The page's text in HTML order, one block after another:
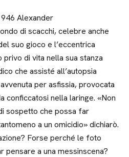
Alexander
di scacchi, celebre anche
suo gioco e l’eccentrica
di vita nella sua stanza
che assisté all’autopsia
per asfissia, provocata
conficcatosi nella laringe. «Non
sospetto che possa far
a un omicidio» dichiarò.
Forse perché le foto
a una messinscena?